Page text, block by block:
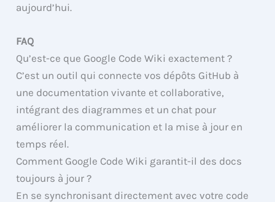
aujourd’hui.
FAQ
Qu’est-ce que Google Code Wiki exactement ?
C’est un outil qui connecte vos dépôts GitHub à
une documentation vivante et collaborative,
intégrant des diagrammes et un chat pour
améliorer la communication et la mise à jour en
temps réel.
Comment Google Code Wiki garantit-il des docs
toujours à jour ?
En se synchronisant directement avec votre code